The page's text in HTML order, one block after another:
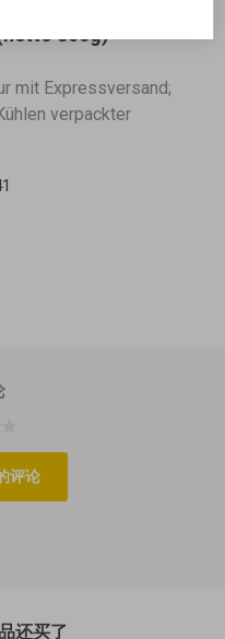
800g)
mit Expressversand;
verpackter
评论
还买了